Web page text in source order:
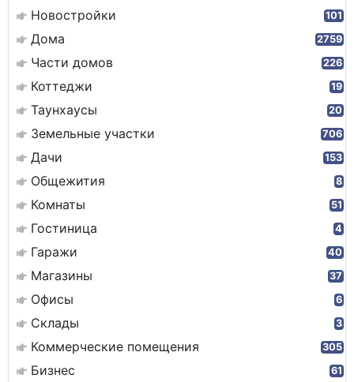
Новостройки 101
Дома 2759
Части домов 226
Коттеджи 19
Таунхаусы 20
Земельные участки 706
Дачи 153
Общежития 8
Комнаты 51
Гостиница 4
Гаражи 40
Магазины 37
Офисы 6
Склады 3
Коммерческие помещения 305
Бизнес 61